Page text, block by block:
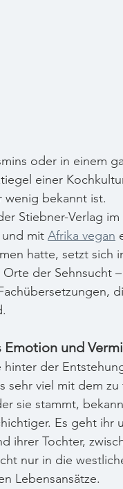
oder in einem
einer
wenig bekannt ist.
Stiebner-Verlag
mit Afrika vegan
hatte, setzt sich
Orte der Sehnsucht
Emotion und
hinter der
sehr viel mit dem
sie stammt,
Es geht ihr
ihrer Tochter,
nur in die
Lebensansätze.